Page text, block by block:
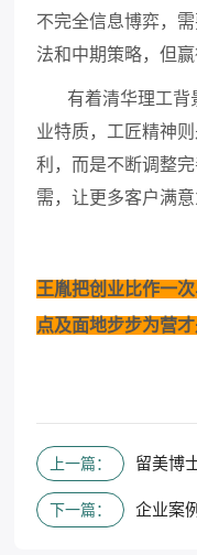
不完全信息博弈，
法和中期策略，但
有着清华理工背
业特质，工匠精神
利，而是不断调整
需，让更多客户满意
王胤把创业比作一
点及面地步步为营才
上一篇： 留美博
下一篇：